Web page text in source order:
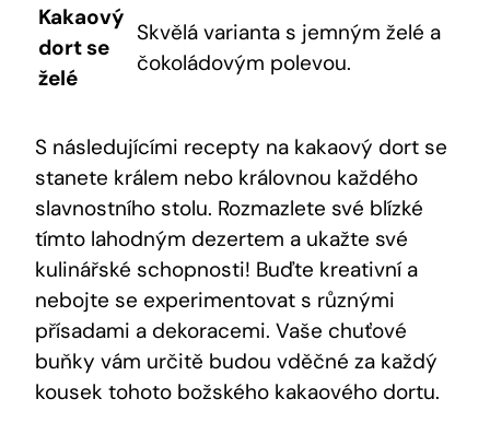
Kakaový⁣
dort se​
želé
Skvělá​ varianta s jemným ‍želé a
čokoládovým polevou.
S následujícími recepty na ‌kakaový⁢ dort⁢ se
⁤stanete králem nebo ⁤královnou každého
⁤slavnostního stolu. ⁢Rozmazlete‌ své blízké
tímto lahodným dezertem ‍a ‌ukažte své⁢
kulinářské schopnosti! Buďte kreativní a
nebojte se experimentovat s ​různými⁢
přísadami a dekoracemi. Vaše chuťové⁤
buňky vám určitě budou‍ vděčné za každý
kousek‍ tohoto božského‍ kakaového dortu. ⁣